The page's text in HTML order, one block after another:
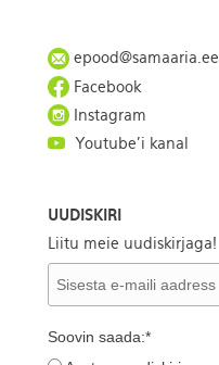
epood@samaaria.ee
Facebook
Instagram
Youtube'i kanal
UUDISKIRI
Liitu meie uudiskirjaga!
Soovin saada:*